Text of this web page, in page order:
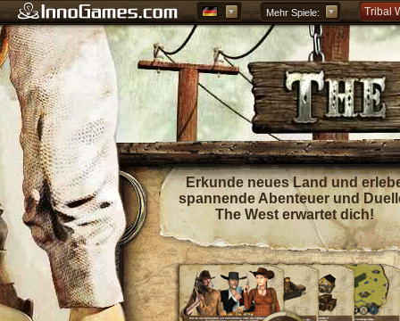
Mehr Spiele: Tribal
Forge
Erkunde neues Land und
spannende Abenteuer und
The West erwartet dich!